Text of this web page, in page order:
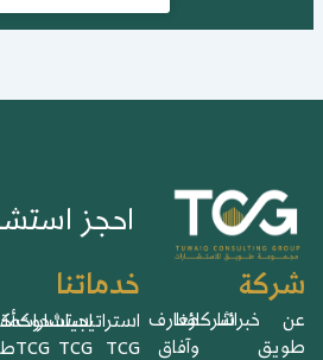
احجز
خبرائناشركاؤنامعارف
وآفاق
خدماتنا
استراتيجيات
TCG
استشارات
TCG
حوكمة
TCGطويق